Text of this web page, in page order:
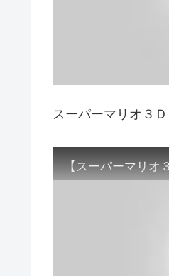
スーパーマリオ３